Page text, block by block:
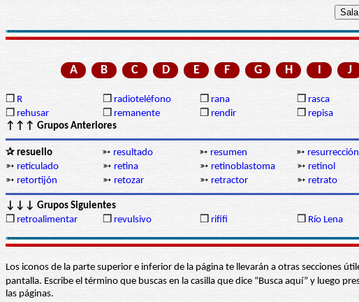
A B C D E F G H I J
❒ R ❒ radioteléfono ❒ rana ❒ rasca
❒ rehusar ❒ remanente ❒ rendir ❒ repisa
↑↑↑ Grupos Anteriores
✰ resuello ➳ resultado ➳ resumen ➳ resurrección
➳ reticulado ➳ retina ➳ retinoblastoma ➳ retinol
➳ retortijón ➳ retozar ➳ retractor ➳ retrato
↓↓↓ Grupos Siguientes
❒ retroalimentar ❒ revulsivo ❒ rififi ❒ Río Lena
Los iconos de la parte superior e inferior de la página te llevarán a otras secciones
pantalla. Escribe el término que buscas en la casilla que dice “Busca aquí” y
las páginas.